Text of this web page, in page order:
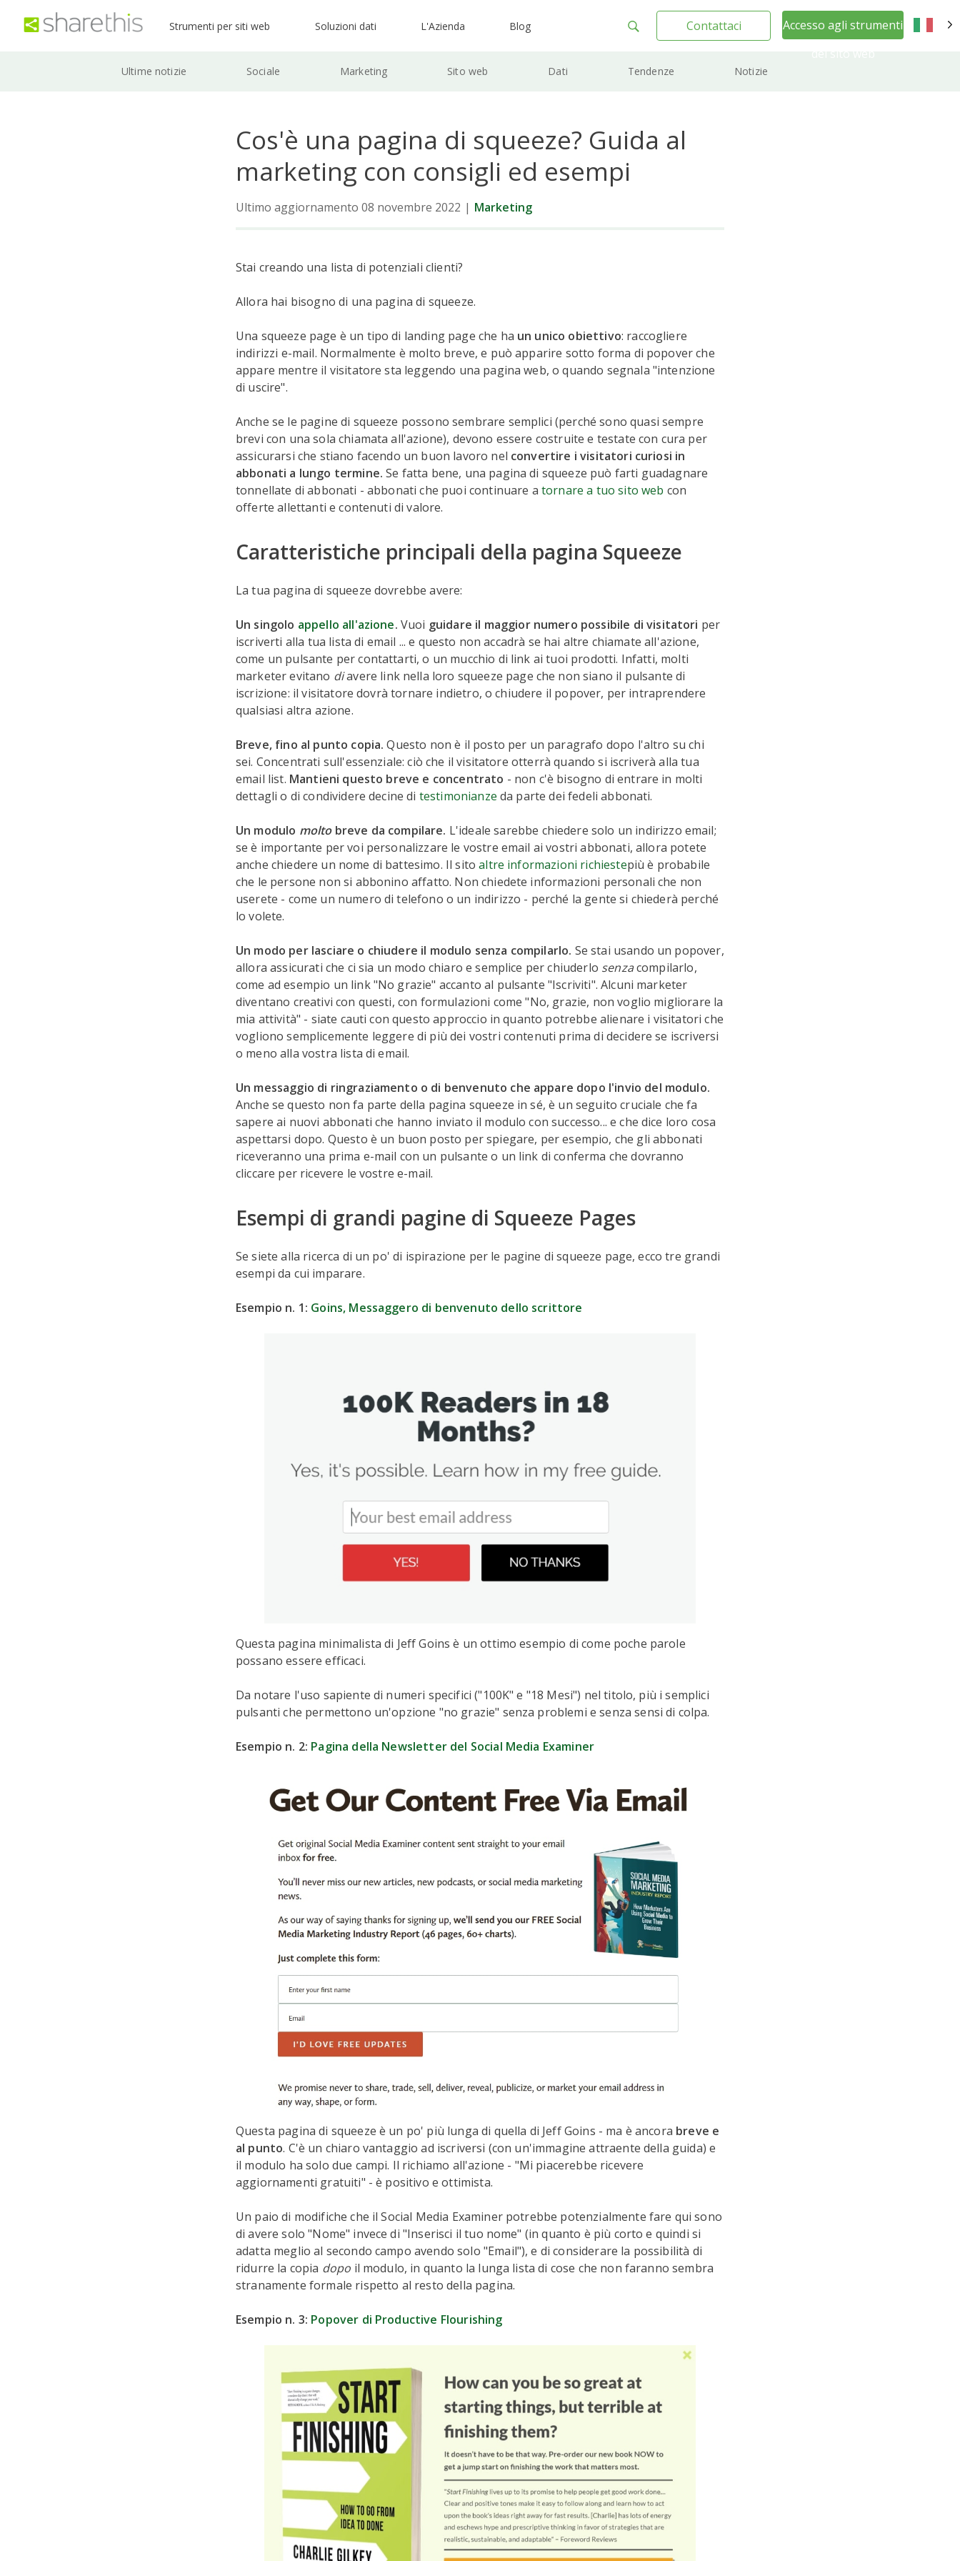
Strumenti per siti web Soluzioni dati L'Azienda Blog Contattaci
Accesso agli strumenti
Ultime notizie Sociale Marketing Sito web Dati Tendenze Notizie
Cos'è una pagina di squeeze? Guida al
marketing con consigli ed esempi
Ultimo aggiornamento 08 novembre 2022 | Marketing
Stai creando una lista di potenziali clienti?
Allora hai bisogno di una pagina di squeeze.
Una squeeze page è un tipo di landing page che ha un unico obiettivo: raccogliere
indirizzi e-mail. Normalmente è molto breve, e può apparire sotto forma di popover che
appare mentre il visitatore sta leggendo una pagina web, o quando segnala "intenzione
di uscire".
Anche se le pagine di squeeze possono sembrare semplici (perché sono quasi sempre
brevi con una sola chiamata all'azione), devono essere costruite e testate con cura per
assicurarsi che stiano facendo un buon lavoro nel convertire i visitatori curiosi in
abbonati a lungo termine. Se fatta bene, una pagina di squeeze può farti guadagnare
tonnellate di abbonati - abbonati che puoi continuare a tornare a tuo sito web con
offerte allettanti e contenuti di valore.
Caratteristiche principali della pagina Squeeze
La tua pagina di squeeze dovrebbe avere:
Un singolo appello all'azione. Vuoi guidare il maggior numero possibile di visitatori per
iscriverti alla tua lista di email ... e questo non accadrà se hai altre chiamate all'azione,
come un pulsante per contattarti, o un mucchio di link ai tuoi prodotti. Infatti, molti
marketer evitano diavere link nella loro squeeze page che non siano il pulsante di
iscrizione: il visitatore dovrà tornare indietro, o chiudere il popover, per intraprendere
qualsiasi altra azione.
Breve, fino al punto copia.Questo non è il posto per un paragrafo dopo l'altro su chi
sei. Concentrati sull'essenziale: ciò che il visitatore otterrà quando si iscriverà alla tua
email list. Mantieni questo breve e concentrato - non c'è bisogno di entrare in molti
dettagli o di condividere decine di testimonianze da parte dei fedeli abbonati.
Un modulo moltobreve da compilare. L'ideale sarebbe chiedere solo un indirizzo email;
se è importante per voi personalizzare le vostre email ai vostri abbonati, allora potete
anche chiedere un nome di battesimo. Il sitoaltre informazioni richiestepiù è probabile
che le persone non si abbonino affatto. Non chiedete informazioni personali che non
userete - come un numero di telefono o un indirizzo - perché la gente si chiederà perché
lo volete.
Un modo per lasciare o chiudere il modulo senza compilarlo. Se stai usando un popover,
allora assicurati che ci sia un modo chiaro e semplice per chiuderlo senzacompilarlo,
come ad esempio un link "No grazie" accanto al pulsante "Iscriviti". Alcuni marketer
diventano creativi con questi, con formulazioni come "No, grazie, non voglio migliorare la
mia attività" - siate cauti con questo approccio in quanto potrebbe alienare i visitatori che
vogliono semplicemente leggere di più dei vostri contenuti prima di decidere se iscriversi
o meno alla vostra lista di email.
Un messaggio di ringraziamento o di benvenuto che appare dopo l'invio del modulo.
Anche se questo non fa parte della pagina squeeze in sé, è un seguito cruciale che fa
sapere ai nuovi abbonati che hanno inviato il modulo con successo... e che dice loro cosa
aspettarsi dopo. Questo è un buon posto per spiegare, per esempio, che gli abbonati
riceveranno una prima e-mail con un pulsante o un link di conferma che dovranno
cliccare per ricevere le vostre e-mail.
Esempi di grandi pagine di Squeeze Pages
Se siete alla ricerca di un po' di ispirazione per le pagine di squeeze page, ecco tre grandi
esempi da cui imparare.
Esempio n. 1: Goins, Messaggero di benvenuto dello scrittore
Questa pagina minimalista di Jeff Goins è un ottimo esempio di come poche parole
possano essere efficaci.
Da notare l'uso sapiente di numeri specifici ("100K" e "18 Mesi") nel titolo, più i semplici
pulsanti che permettono un'opzione "no grazie" senza problemi e senza sensi di colpa.
Esempio n. 2: Pagina della Newsletter del Social Media Examiner
Questa pagina di squeeze è un po' più lunga di quella di Jeff Goins - ma è ancora breve e
al punto. C'è un chiaro vantaggio ad iscriversi (con un'immagine attraente della guida) e
il modulo ha solo due campi. Il richiamo all'azione - "Mi piacerebbe ricevere
aggiornamenti gratuiti" - è positivo e ottimista.
Un paio di modifiche che il Social Media Examiner potrebbe potenzialmente fare qui sono
di avere solo "Nome" invece di "Inserisci il tuo nome" (in quanto è più corto e quindi si
adatta meglio al secondo campo avendo solo "Email"), e di considerare la possibilità di
ridurre la copia dopo il modulo, in quanto la lunga lista di cose che non faranno sembra
stranamente formale rispetto al resto della pagina.
Esempio n. 3: Popover di Productive Flourishing